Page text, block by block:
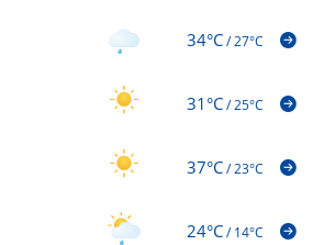
34°C/27°C
31°C/25°C
37°C/23°C
24°C/14°C